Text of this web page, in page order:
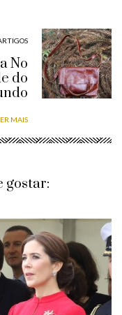
No
do
MAIS
gostar: